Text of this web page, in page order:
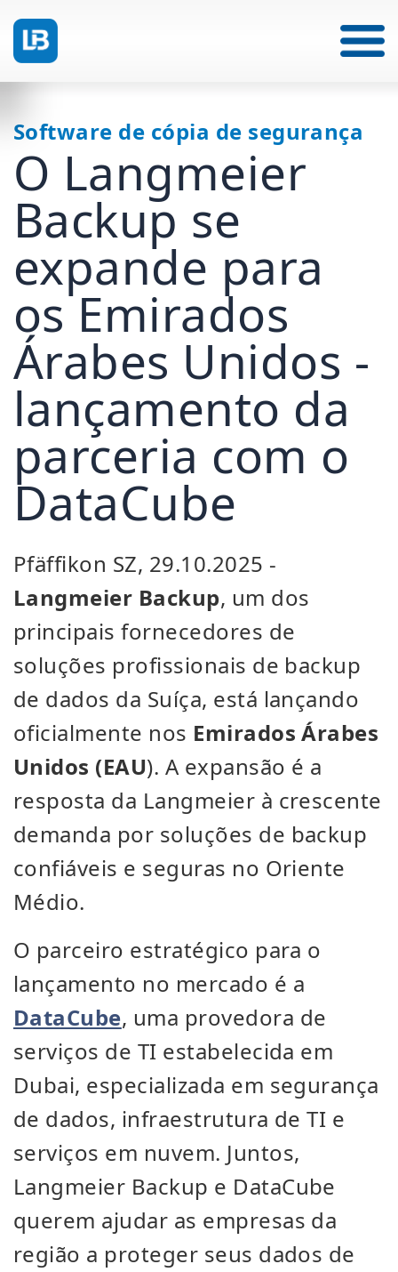
Software de cópia de segurança
O Langmeier
Backup se
expande para
os Emirados
Árabes Unidos -
lançamento da
parceria com o
DataCube
Pfäffikon SZ, 29.10.2025 -
Langmeier Backup, um dos
principais fornecedores de
soluções profissionais de backup
de dados da Suíça, está lançando
oficialmente nos Emirados Árabes
Unidos (EAU). A expansão é a
resposta da Langmeier à crescente
demanda por soluções de backup
confiáveis e seguras no Oriente
Médio.
O parceiro estratégico para o
lançamento no mercado é a
DataCube, uma provedora de
serviços de TI estabelecida em
Dubai, especializada em segurança
de dados, infraestrutura de TI e
serviços em nuvem. Juntos,
Langmeier Backup e DataCube
querem ajudar as empresas da
região a proteger seus dados de